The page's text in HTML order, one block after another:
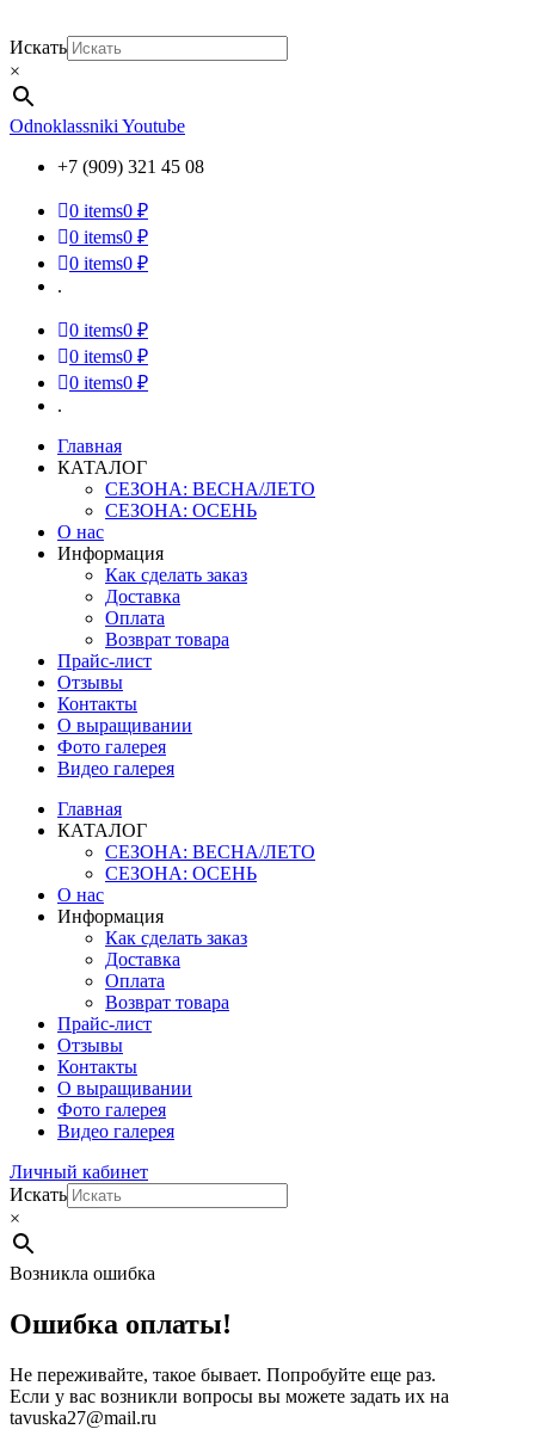
Искать
×
Odnoklassniki Youtube
+7 (909) 321 45 08
0 items0 ₽
0 items0 ₽
0 items0 ₽
.
0 items0 ₽
0 items0 ₽
0 items0 ₽
.
Главная
КАТАЛОГ
СЕЗОНА: ВЕСНА/ЛЕТО
СЕЗОНА: ОСЕНЬ
О нас
Информация
Как сделать заказ
Доставка
Оплата
Возврат товара
Прайс-лист
Отзывы
Контакты
О выращивании
Фото галерея
Видео галерея
Главная
КАТАЛОГ
СЕЗОНА: ВЕСНА/ЛЕТО
СЕЗОНА: ОСЕНЬ
О нас
Информация
Как сделать заказ
Доставка
Оплата
Возврат товара
Прайс-лист
Отзывы
Контакты
О выращивании
Фото галерея
Видео галерея
Личный кабинет
Искать
×
Возникла ошибка
Ошибка оплаты!
Не переживайте, такое бывает. Попробуйте еще раз.
Если у вас возникли вопросы вы можете задать их на
tavuska27@mail.ru